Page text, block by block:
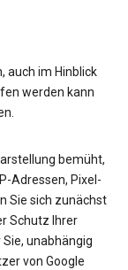
auch im Hinblick
werden kann
bemüht,
Adressen, Pixel-
Sie sich zunächst
Schutz Ihrer
unabhängig
von Google